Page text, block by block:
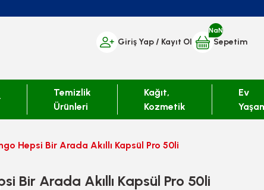
Giriş Yap/ Kayıt Ol
NaN
Sepetim
Temizlik
Ürünleri
Kağıt,
Kozmetik
Ev
Hepsi Bir Arada Akıllı Kapsül Pro 50li
Bir Arada Akıllı Kapsül Pro 50li